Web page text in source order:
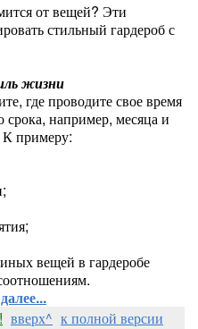
от вещей? Эти
стильный гардероб с
жизни
где проводите свое время
срока, например, месяца и
К примеру:
вещей в гардеробе
вверх^ к полной версии